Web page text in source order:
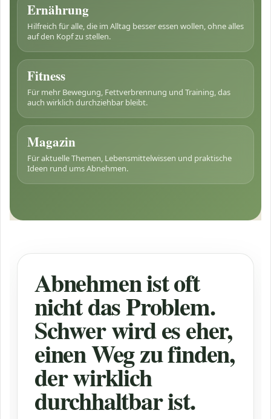
Ernährung
Hilfreich für alle, die im Alltag besser essen wollen, ohne alles
auf den Kopf zu stellen.
Fitness
Für mehr Bewegung, Fettverbrennung und Training, das
auch wirklich durchziehbar bleibt.
Magazin
Für aktuelle Themen, Lebensmittelwissen und praktische
Ideen rund ums Abnehmen.
Abnehmen ist oft
nicht das Problem.
Schwer wird es eher,
einen Weg zu finden,
der wirklich
durchhaltbar ist.